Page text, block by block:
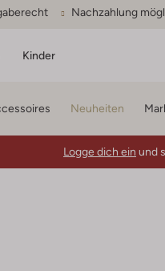
Nachzahlung
Kinder
Neuheiten
Logge dich ein und